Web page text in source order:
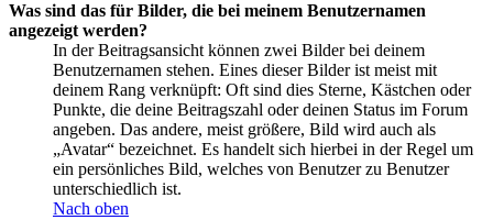
Was sind das für Bilder, die bei meinem Benutzernamen
angezeigt werden?
In der Beitragsansicht können zwei Bilder bei deinem
Benutzernamen stehen. Eines dieser Bilder ist meist mit
deinem Rang verknüpft: Oft sind dies Sterne, Kästchen oder
Punkte, die deine Beitragszahl oder deinen Status im Forum
angeben. Das andere, meist größere, Bild wird auch als
„Avatar“ bezeichnet. Es handelt sich hierbei in der Regel um
ein persönliches Bild, welches von Benutzer zu Benutzer
unterschiedlich ist.
Nach oben